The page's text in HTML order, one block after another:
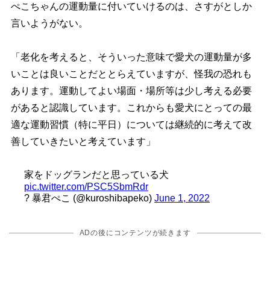
ぺこちゃんの運動量に付いていけるのは、さすがとしか
言いようがない。
「老化を考えると、そういった意味で愛犬の運動量が多
いことは良いことだととらえていますが、怪我の恐れも
あります。運動してよい場面・場所等は少し考える必要
があると認識しています。これからも愛犬にとっての最
適な運動習慣（特に平日）については継続的に考えて改
善していきたいと考えています」
家をドッグランだと思っている犬
pic.twitter.com/PSC5SbmRdr
? 暴君ぺこ (@kuroshibapeko) June 1, 2022
ADの後にコンテンツが続きます